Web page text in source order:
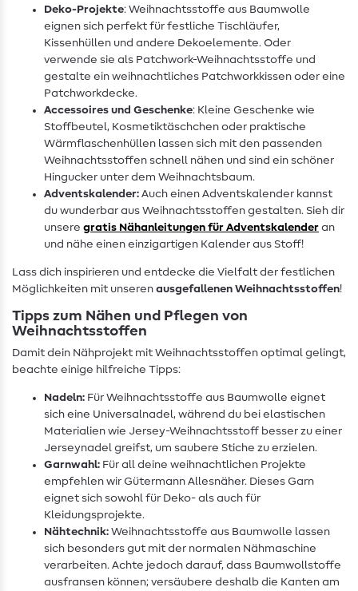
Deko-Projekte: Weihnachtsstoffe aus Baumwolle
eignen sich perfekt für festliche Tischläufer,
Kissenhüllen und andere Dekoelemente. Oder
verwende sie als Patchwork-Weihnachtsstoffe und
gestalte ein weihnachtliches Patchworkkissen oder eine
Patchworkdecke.
Accessoires und Geschenke: Kleine Geschenke wie
Stoffbeutel, Kosmetiktäschchen oder praktische
Wärmflaschenhüllen lassen sich mit den passenden
Weihnachtsstoffen schnell nähen und sind ein schöner
Hingucker unter dem Weihnachtsbaum.
Adventskalender: Auch einen Adventskalender kannst
du wunderbar aus Weihnachtsstoffen gestalten. Sieh dir
unsere gratis Nähanleitungen für Adventskalender an
und nähe einen einzigartigen Kalender aus Stoff!
Lass dich inspirieren und entdecke die Vielfalt der festlichen
Möglichkeiten mit unseren ausgefallenen Weihnachtsstoffen!
Tipps zum Nähen und Pflegen von
Weihnachtsstoffen
Damit dein Nähprojekt mit Weihnachtsstoffen optimal gelingt,
beachte einige hilfreiche Tipps:
Nadeln: Für Weihnachtsstoffe aus Baumwolle eignet
sich eine Universalnadel, während du bei elastischen
Materialien wie Jersey-Weihnachtsstoff besser zu einer
Jerseynadel greifst, um saubere Stiche zu erzielen.
Garnwahl: Für all deine weihnachtlichen Projekte
empfehlen wir Gütermann Allesnäher. Dieses Garn
eignet sich sowohl für Deko- als auch für
Kleidungsprojekte.
Nähtechnik: Weihnachtsstoffe aus Baumwolle lassen
sich besonders gut mit der normalen Nähmaschine
verarbeiten. Achte jedoch darauf, dass Baumwollstoffe
ausfransen können; versäubere deshalb die Kanten am